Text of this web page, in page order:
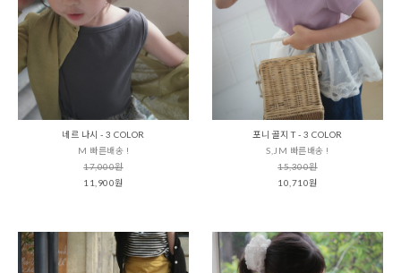
네르 나시 - 3 COLOR
M 빠른배송 !
17,000원
11,900원
포니 골지 T - 3 COLOR
S,JM 빠른배송 !
15,300원
10,710원